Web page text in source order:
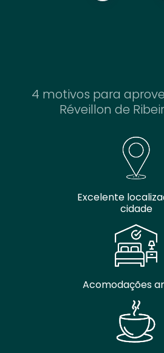
4 motivos para
Réveillon de
Excelente
cidade
Acomodações